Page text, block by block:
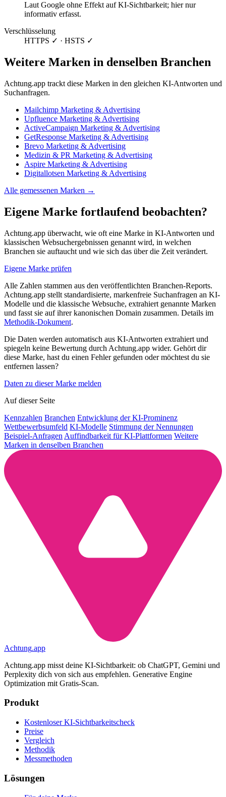
Laut Google ohne Effekt auf KI-Sichtbarkeit; hier nur
informativ erfasst.
Verschlüsselung
HTTPS ✓ · HSTS ✓
Weitere Marken in denselben Branchen
Achtung.app trackt diese Marken in den gleichen KI-Antworten und
Suchanfragen.
Mailchimp Marketing & Advertising
Upfluence Marketing & Advertising
ActiveCampaign Marketing & Advertising
GetResponse Marketing & Advertising
Brevo Marketing & Advertising
Medizin & PR Marketing & Advertising
Aspire Marketing & Advertising
Digitallotsen Marketing & Advertising
Alle gemessenen Marken →
Eigene Marke fortlaufend beobachten?
Achtung.app überwacht, wie oft eine Marke in KI-Antworten und
klassischen Websuchergebnissen genannt wird, in welchen
Branchen sie auftaucht und wie sich das über die Zeit verändert.
Eigene Marke prüfen
Alle Zahlen stammen aus den veröffentlichten Branchen-Reports.
Achtung.app stellt standardisierte, markenfreie Suchanfragen an KI-
Modelle und die klassische Websuche, extrahiert genannte Marken
und fasst sie auf ihrer kanonischen Domain zusammen. Details im
Methodik-Dokument.
Die Daten werden automatisch aus KI-Antworten extrahiert und
spiegeln keine Bewertung durch Achtung.app wider. Gehört dir
diese Marke, hast du einen Fehler gefunden oder möchtest du sie
entfernen lassen?
Daten zu dieser Marke melden
Auf dieser Seite
Kennzahlen Branchen Entwicklung der KI-Prominenz
Wettbewerbsumfeld KI-Modelle Stimmung der Nennungen
Beispiel-Anfragen Auffindbarkeit für KI-Plattformen Weitere
Marken in denselben Branchen
Achtung.app
Achtung.app misst deine KI-Sichtbarkeit: ob ChatGPT, Gemini und
Perplexity dich von sich aus empfehlen. Generative Engine
Optimization mit Gratis-Scan.
Produkt
Kostenloser KI-Sichtbarkeitscheck
Preise
Vergleich
Methodik
Messmethoden
Lösungen